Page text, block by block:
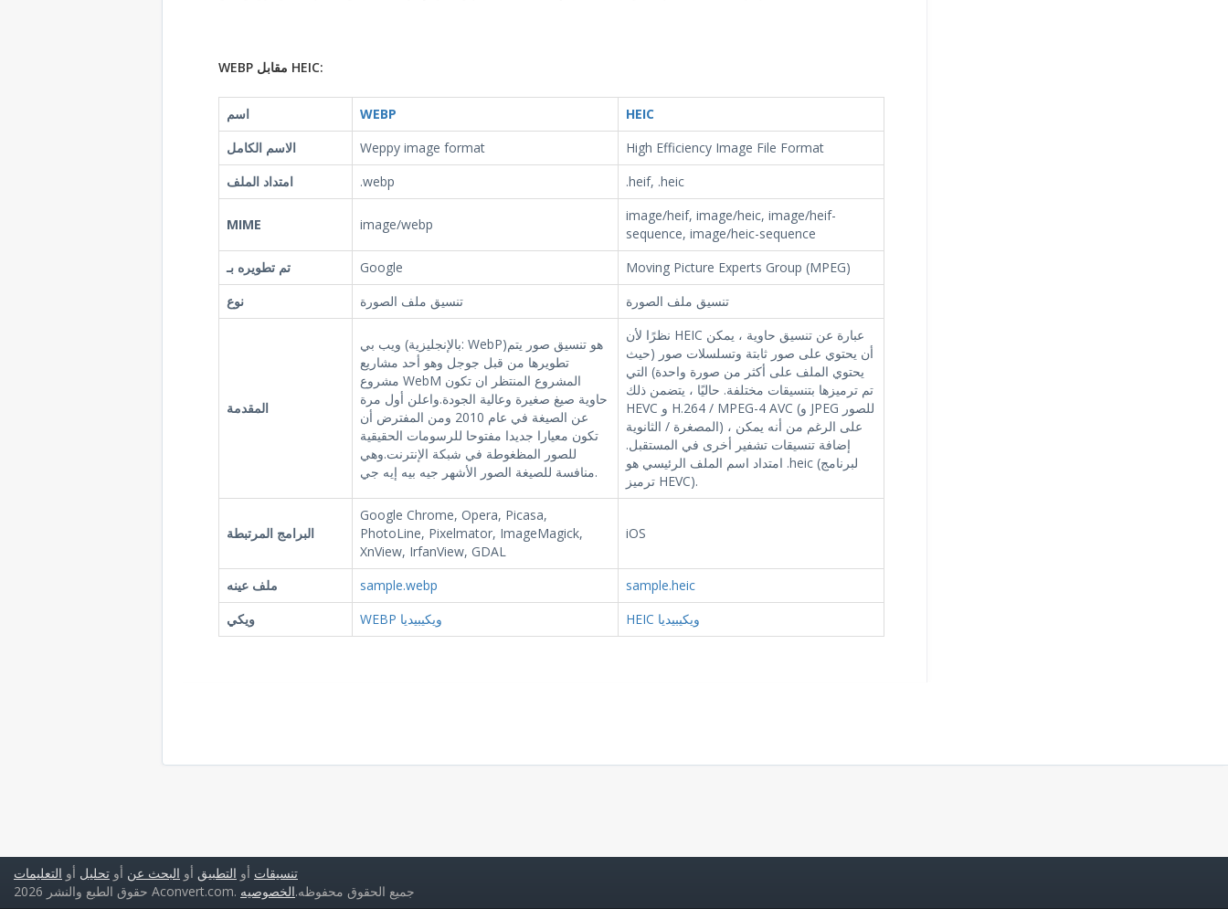
WEBP مقابل HEIC:
اسم WEBP
HEIC
الاسم الكامل
Weppy image format
High Efficiency Image File Format
امتداد الملف
.webp .heif, .heic
MIME image/webp
image/heif, image/heic, image/heif-
sequence, image/heic-sequence
تم تطويره بـ
Google
Moving Picture Experts Group (MPEG)
نوع
تنسيق ملف الصورة تنسيق ملف الصورة
المقدمة
ويب بي (بالإنجليزية: WebP)‏ هو تنسيق صور يتم
تطويرها من قبل جوجل وهو أحد مشاريع
مشروع WebM المشروع المنتظر ان تكون
حاوية صيغ صغيرة وعالية الجودة.واعلن أول مرة
عن الصيغة في عام 2010 ومن المفترض أن
تكون معيارا جديدا مفتوحا للرسومات الحقيقية
للصور المظغوطة في شبكة الإنترنت.وهي
منافسة للصيغة الصور الأشهر جيه بيه إيه جي.
نظرًا لأن HEIC عبارة عن تنسيق حاوية ، يمكن
أن يحتوي على صور ثابتة وتسلسلات صور (حيث
يحتوي الملف على أكثر من صورة واحدة) التي
تم ترميزها بتنسيقات مختلفة. حاليًا ، يتضمن ذلك
HEVC و H.264 / MPEG-4 AVC (و JPEG للصور
المصغرة / الثانوية) ، على الرغم من أنه يمكن
إضافة تنسيقات تشفير أخرى في المستقبل.
امتداد اسم الملف الرئيسي هو .heic (لبرنامج
ترميز HEVC).
البرامج المرتبطة
Google Chrome, Opera, Picasa,
PhotoLine, Pixelmator, ImageMagick,
XnView, IrfanView, GDAL
iOS
ملف عينه sample.webp
sample.heic
ويكي
WEBP ويكيبيديا HEIC ويكيبيديا
تنسيقات أو التطبيق أو البحث عن أو تحليل أو التعليمات
حقوق الطبع والنشر 2026 Aconvert.com. جميع الحقوق محفوظه.الخصوصيه